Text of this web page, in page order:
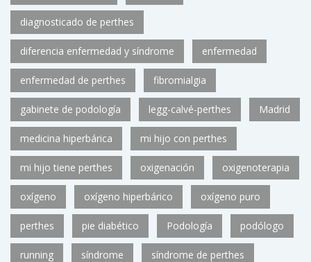
diagnosticado de perthes
diferencia enfermedad y síndrome enfermedad
enfermedad de perthes fibromialgia
gabinete de podología legg-calvé-perthes Madrid
medicina hiperbárica mi hijo con perthes
mi hijo tiene perthes oxigenación oxigenoterapia
oxígeno oxígeno hiperbárico oxígeno puro
perthes pie diabético Podología podólogo
running síndrome síndrome de perthes